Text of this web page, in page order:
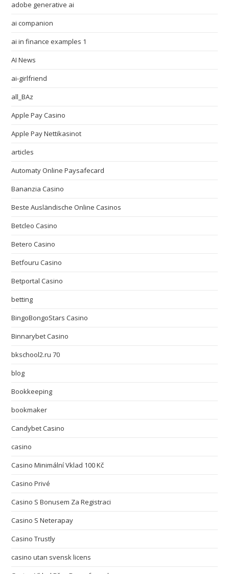
adobe generative ai
ai companion
ai in finance examples 1
AI News
ai-girlfriend
all_BAz
Apple Pay Casino
Apple Pay Nettikasinot
articles
Automaty Online Paysafecard
Bananzia Casino
Beste Ausländische Online Casinos
Betcleo Casino
Betero Casino
Betfouru Casino
Betportal Casino
betting
BingoBongoStars Casino
Binnarybet Casino
bkschool2.ru 70
blog
Bookkeeping
bookmaker
Candybet Casino
casino
Casino Minimální Vklad 100 Kč
Casino Privé
Casino S Bonusem Za Registraci
Casino S Neterapay
Casino Trustly
casino utan svensk licens